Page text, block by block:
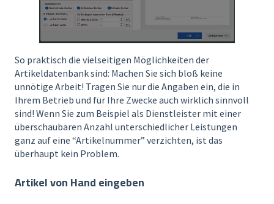
So praktisch die vielseitigen Möglichkeiten der
Artikeldatenbank sind: Machen Sie sich bloß keine
unnötige Arbeit! Tragen Sie nur die Angaben ein, die in
Ihrem Betrieb und für Ihre Zwecke auch wirklich sinnvoll
sind! Wenn Sie zum Beispiel als Dienstleister mit einer
überschaubaren Anzahl unterschiedlicher Leistungen
ganz auf eine “Artikelnummer” verzichten, ist das
überhaupt kein Problem.
Artikel von Hand eingeben